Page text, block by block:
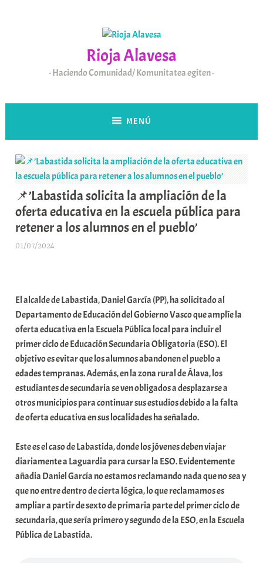
Rioja Alavesa
Haciendo Comunidad/ Komunitatea egiten
MENÚ
📌’Labastida solicita la ampliación de la
oferta educativa en la escuela pública para
retener a los alumnos en el pueblo’
01/07/2024
a
r
E
r
r
i
o
x
a
o
m
u
n
i
t
a
El alcalde de Labastida, Daniel García (PP), ha solicitado al
Departamento de Educación del Gobierno Vasco que amplíe la
oferta educativa en la Escuela Pública local para incluir el
primer ciclo de Educación Secundaria Obligatoria (ESO). El
objetivo es evitar que los alumnos abandonen el pueblo a
edades tempranas. Además, en la zona rural de Álava, los
estudiantes de secundaria se ven obligados a desplazarse a
otros municipios para continuar sus estudios debido a la falta
de oferta educativa en sus localidades ha señalado.
Este es el caso de Labastida, donde los jóvenes deben viajar
diariamente a Laguardia para cursar la ESO. Evidentemente
añadia Daniel García no estamos reclamando nada que no sea y
que no entre dentro de cierta lógica, lo que reclamamos es
ampliar a partir de sexto de primaria parte del primer ciclo de
secundaria, que sería primero y segundo de la ESO, en la Escuela
Pública de Labastida.